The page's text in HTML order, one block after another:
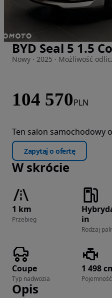
Zdjęcie 1 z 12
BYD Seal 5 1.5
Nowy · 2025 · Możliwość
104 570PLN
Ten salon samochodowy
Zapytaj o ofertę
W skrócie
1 km
Przebieg
in
Rodzaj
Coupe
Typ nadwozia
1 498
Opis